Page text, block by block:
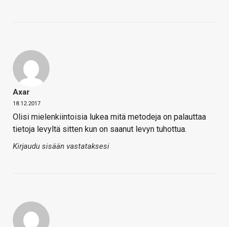
Axar
18.12.2017
Olisi mielenkiintoisia lukea mitä metodeja on palauttaa
tietoja levyltä sitten kun on saanut levyn tuhottua.
Kirjaudu sisään vastataksesi